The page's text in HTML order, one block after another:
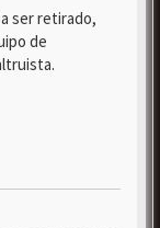
ser retirado,
de